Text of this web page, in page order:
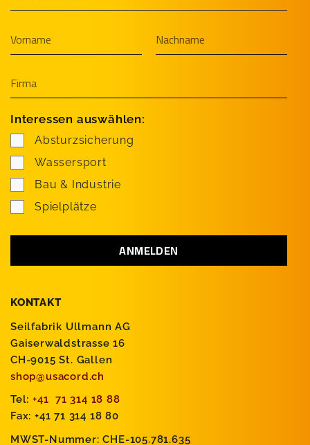
KONTAKT
Seilfabrik Ullmann AG
Gaiserwaldstrasse 16
CH-9015 St. Gallen
shop@usacord.ch
Tel: +41 71 314 18 88
Fax: +41 71 314 18 80
MWST-Nummer: CHE-105.781.635
Interessen auswählen:
Absturzsicherung
Wassersport
Bau & Industrie
Spielplätze